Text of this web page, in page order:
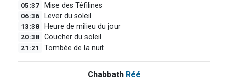
05:37 Mise des Téfilines
06:36 Lever du soleil
13:38 Heure de milieu du jour
20:38 Coucher du soleil
21:21 Tombée de la nuit
Chabbath Réé